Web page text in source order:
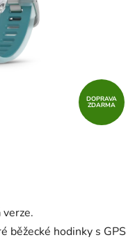
běžecké hodinky s GPS
DOPRAVA
ZDARMA